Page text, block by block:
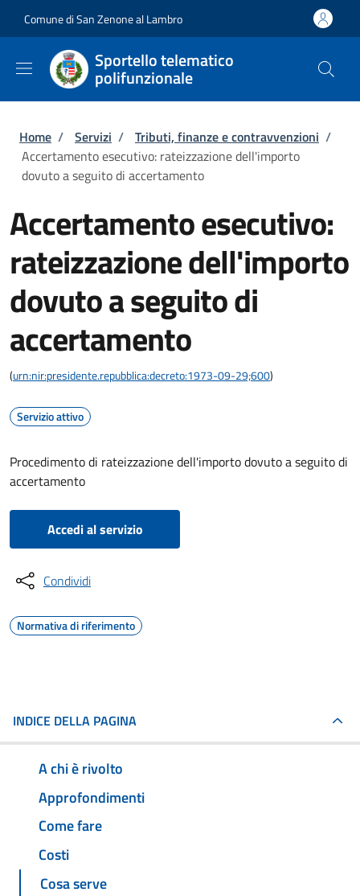
Comune di San Zenone al Lambro
Sportello telematico
polifunzionale
Briciole di pane
Home / Servizi / Tributi, finanze e contravvenzioni /
Accertamento esecutivo: rateizzazione dell'importo
dovuto a seguito di accertamento
Accertamento esecutivo:
rateizzazione dell'importo
dovuto a seguito di
accertamento
(urn:nir:presidente.repubblica:decreto:1973-09-29;600)
Servizio attivo
Procedimento di rateizzazione dell'importo dovuto a seguito di
accertamento
Accedi al servizio
Condividi
Normativa di riferimento
INDICE DELLA PAGINA
A chi è rivolto
Approfondimenti
Come fare
Costi
Cosa serve